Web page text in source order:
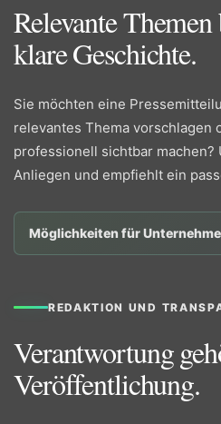
Relevante
klare Geschichte.
Sie möchten eine
relevantes Thema vorschlagen
professionell sichtbar
Anliegen und empfiehlt ein
Möglichkeiten für
REDAKTION UND
Verantwortung
Veröffentlichung.